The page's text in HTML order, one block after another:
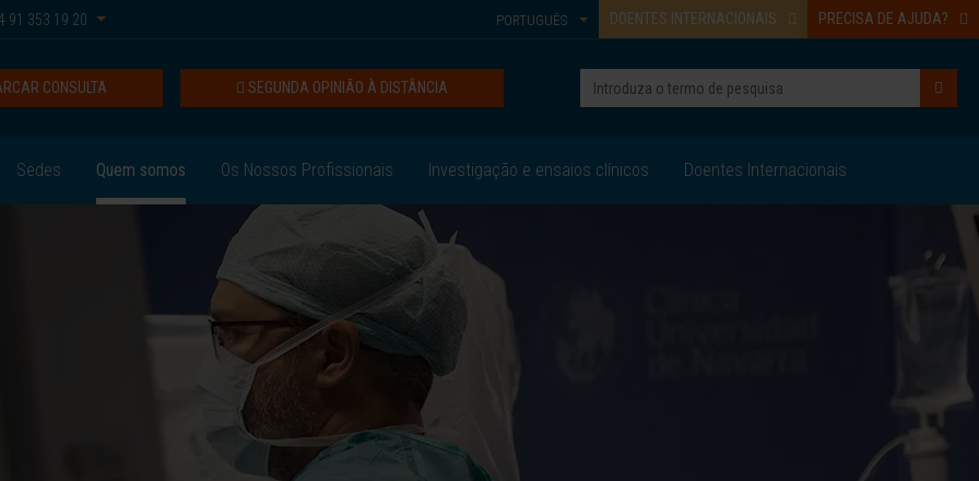
91 353 19 20 DOENTES INTERNACIONAIS PRECISA DE AJUDA?
PORTUGUÊS
SEGUNDA OPINIÃO À DISTÂNCIA
CONSULTA
Sedes Quem somos Os Nossos Profissionais Investigação e ensaios clínicos Doentes Internacionais